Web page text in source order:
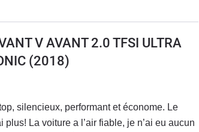
la véritable deutsche qualité
V AVANT 2.0 TFSI ULTRA
(2018)
silencieux, performant et économe. Le
La voiture a l’air fiable, je n’ai eu aucun